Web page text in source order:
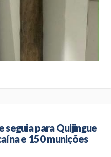
para Quijingue
e 150 munições